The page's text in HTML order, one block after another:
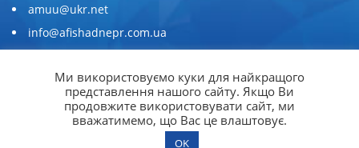
amuu@ukr.net
info@afishadnepr.com.ua
Приєднуйтесь
Ми використовуємо куки для найкращого
представлення нашого сайту. Якщо Ви
продовжите використовувати сайт, ми
вважатимемо, що Вас це влаштовує.
OK